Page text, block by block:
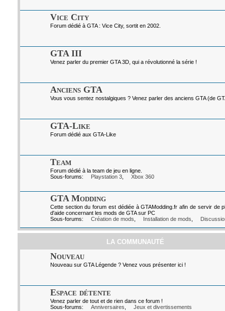
Vice City
Forum dédié à GTA : Vice City, sortit en 2002.
GTA III
Venez parler du premier GTA 3D, qui a révolutionné la série !
Anciens GTA
Vous vous sentez nostalgiques ? Venez parler des anciens GTA (de
GTA-Like
Forum dédié aux GTA-Like
Team
Forum dédié à la team de jeu en ligne.
Sous-forums:
Playstation 3, Xbox 360
GTA Modding
Cette section du forum est dédiée à GTAModding.fr afin de servir de
d'aide concernant les mods de GTA sur PC
Sous-forums:
Création de mods Installation de mods
LA COMMUNAUTÉ
Nouveau
Nouveau sur GTA Légende ? Venez vous présenter ici !
Espace détente
Venez parler de tout et de rien dans ce forum !
Sous-forums:
Anniversaires Jeux et divertissements